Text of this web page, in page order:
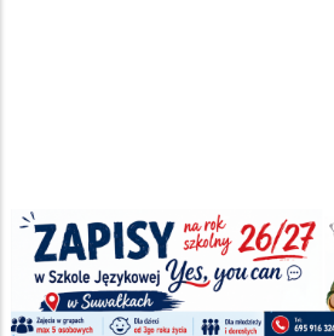
Ogłoszenia/Dla dziecka
Szukana fraza w ogłoszeniach